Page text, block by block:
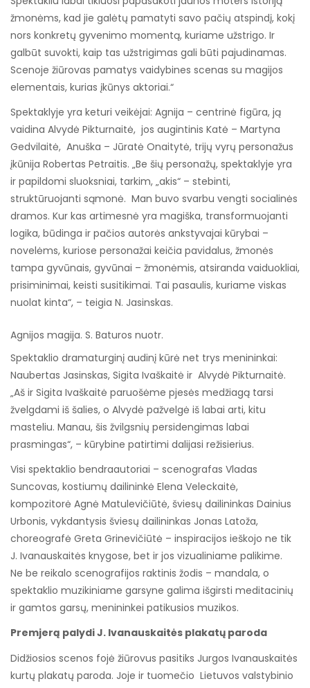
žmonėms, kad jie galėtų pamatyti savo pačių atspindį, kokį
nors konkretų gyvenimo momentą, kuriame užstrigo. Ir
galbūt suvokti, kaip tas užstrigimas gali būti pajudinamas.
Scenoje žiūrovas pamatys vaidybines scenas su magijos
elementais, kurias įkūnys aktoriai.“
Spektaklyje yra keturi veikėjai: Agnija – centrinė figūra, ją
vaidina Alvydė Pikturnaitė, jos augintinis Katė – Martyna
Gedvilaitė, Anuška – Jūratė Onaitytė, trijų vyrų personažus
įkūnija Robertas Petraitis. „Be šių personažų, spektaklyje yra
ir papildomi sluoksniai, tarkim, „akis“ – stebinti,
struktūruojanti sąmonė. Man buvo svarbu vengti socialinės
dramos. Kur kas artimesnė yra magiška, transformuojanti
logika, būdinga ir pačios autorės ankstyvajai kūrybai –
novelėms, kuriose personažai keičia pavidalus, žmonės
tampa gyvūnais, gyvūnai – žmonėmis, atsiranda vaiduokliai,
prisiminimai, keisti susitikimai. Tai pasaulis, kuriame viskas
nuolat kinta“, – teigia N. Jasinskas.
Agnijos magija. S. Baturos nuotr.
Spektaklio dramaturginį audinį kūrė net trys menininkai:
Naubertas Jasinskas, Sigita Ivaškaitė ir Alvydė Pikturnaitė.
„Aš ir Sigita Ivaškaitė paruošėme pjesės medžiagą tarsi
žvelgdami iš šalies, o Alvydė pažvelgė iš labai arti, kitu
masteliu. Manau, šis žvilgsnių persidengimas labai
prasmingas“, – kūrybine patirtimi dalijasi režisierius.
Visi spektaklio bendraautoriai – scenografas Vladas
Suncovas, kostiumų dailininkė Elena Veleckaitė,
kompozitorė Agnė Matulevičiūtė, šviesų dailininkas Dainius
Urbonis, vykdantysis šviesų dailininkas Jonas Latoža,
choreografė Greta Grinevičiūtė – inspiracijos ieškojo ne tik
J. Ivanauskaitės knygose, bet ir jos vizualiniame palikime.
Ne be reikalo scenografijos raktinis žodis – mandala, o
spektaklio muzikiniame garsyne galima išgirsti meditacinių
ir gamtos garsų, menininkei patikusios muzikos.
Premjerą palydi J. Ivanauskaitės plakatų paroda
Didžiosios scenos fojė žiūrovus pasitiks Jurgos Ivanauskaitės
kurtų plakatų paroda. Joje ir tuomečio Lietuvos valstybinio